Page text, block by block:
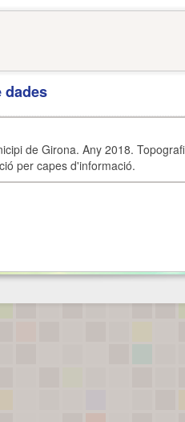
dades
de Girona. Any 2018.
per capes d'informació.